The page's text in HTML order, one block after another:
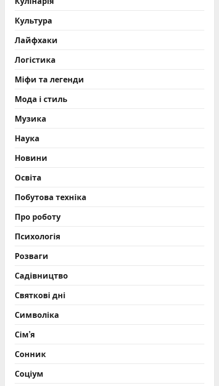
Культура
Лайфхаки
Логістика
Міфи та легенди
Мода і стиль
Музика
Наука
Новини
Освіта
Побутова техніка
Про роботу
Психологія
Розваги
Садівництво
Святкові дні
Символіка
Сім’я
Сонник
Соціум